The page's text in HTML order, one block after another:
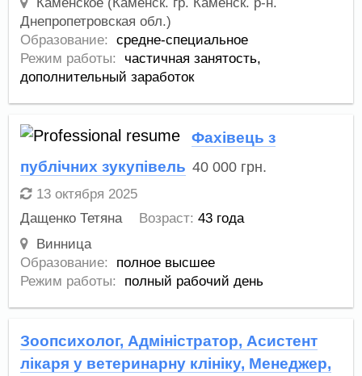
Днепропетровская обл.)
Образование:
средне-специальное
Режим работы:
частичная занятость,
дополнительный заработок
Фахівець з
публічних зукупівель 40 000 грн.
13 октября 2025
Дащенко Тетяна
Возраст: 43 года
Винница
Образование:
полное высшее
Режим работы:
полный рабочий день
Зоопсихолог, Адміністратор, Асистент
лікаря у ветеринарну клініку, Менеджер,